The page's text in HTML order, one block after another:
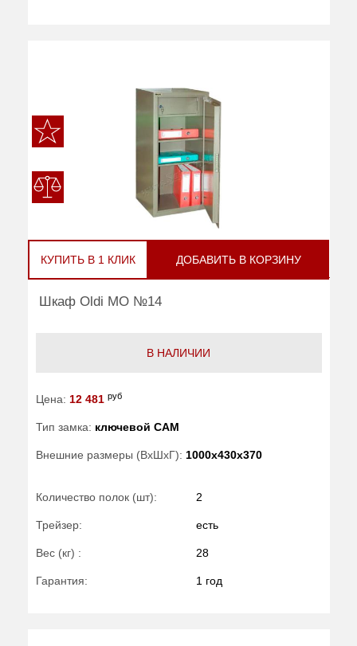
КУПИТЬ В 1 КЛИК ДОБАВИТЬ В КОРЗИНУ
Шкаф Oldi МО №14
В НАЛИЧИИ
Цена: 12 481 руб
Тип замка: ключевой САМ
Внешние размеры (ВхШхГ): 1000x430x370
Количество полок (шт): 2
Трейзер: есть
Вес (кг) : 28
Гарантия: 1 год